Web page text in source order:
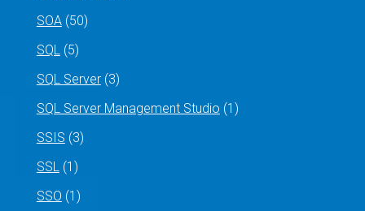
SOA(50)
SQL(5)
SQL Server(3)
SQL Server Management Studio (1)
SSIS (3)
SSL(1)
SSO (1)